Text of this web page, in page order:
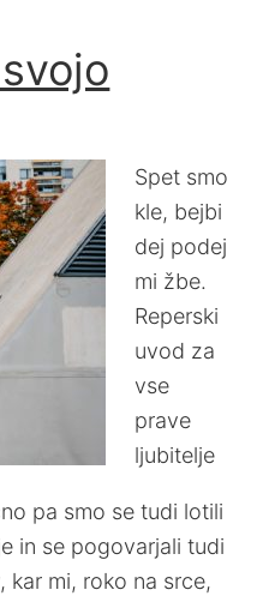
Spet smo
kle, bejbi
dej podej
mi žbe.
Reperski
uvod za
vse
prave
ljubitelje
pa smo se tudi lotili
in se pogovarjali tudi
kar mi, roko na srce,